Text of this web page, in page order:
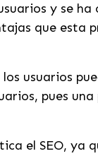
y se ha
que esta
usuarios
pues una
el SEO, ya